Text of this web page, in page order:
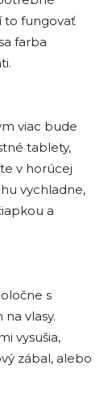
to fungovať
farba
viac bude
tablety,
v horúcej
vychladne,
a
s
vlasy.
vysušia,
zábal, alebo